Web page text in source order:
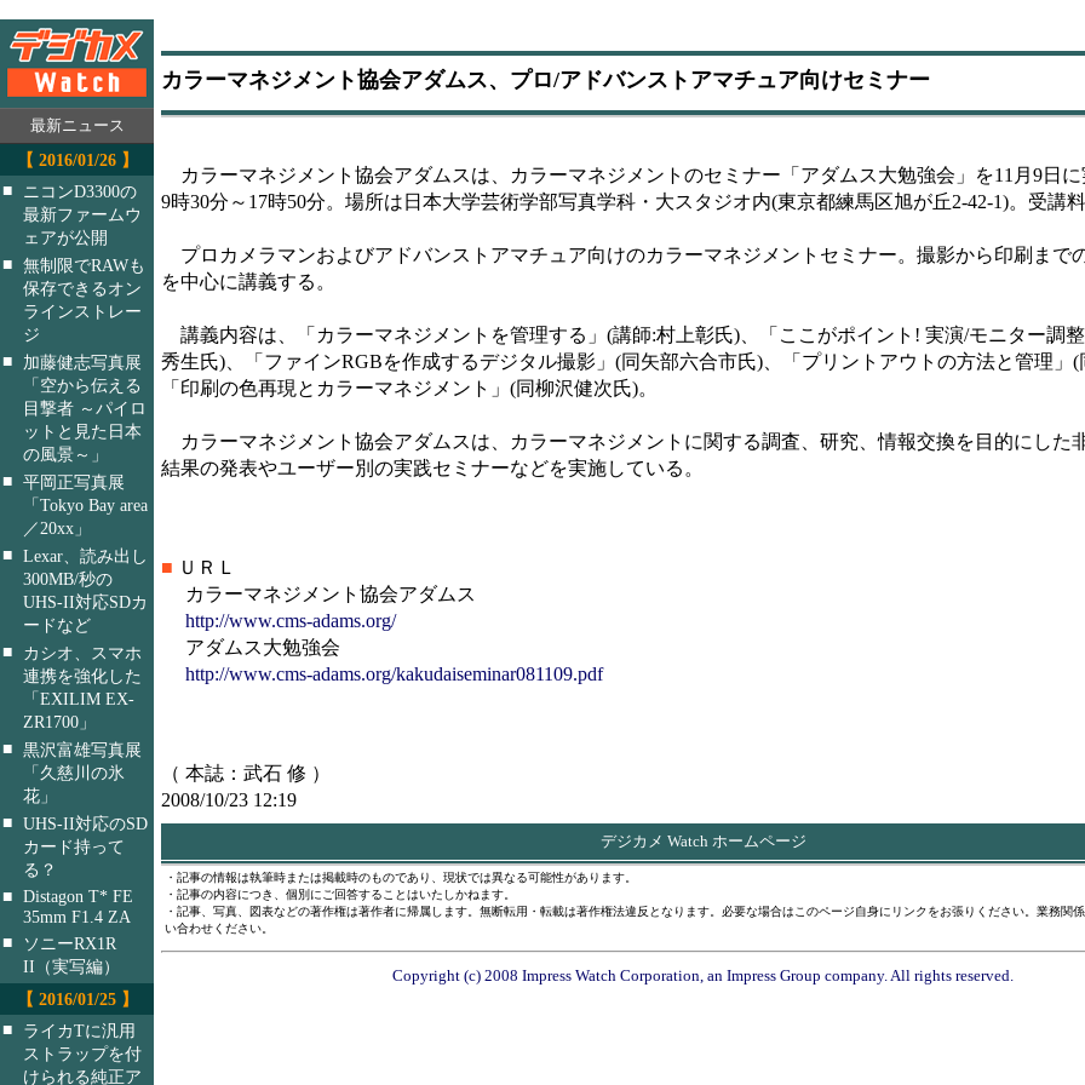
最新ニュース
【 2016/01/26 】
■
ニコンD3300の
最新ファームウ
ェアが公開
■ 無制限でRAWも
保存できるオン
ラインストレー
ジ
■
加藤健志写真展
「空から伝える
目撃者 ～パイロ
ットと見た日本
の風景～」
■ 平岡正写真展
「Tokyo Bay area
／20xx」
■ Lexar、読み出し
300MB/秒の
UHS-II対応SDカ
ードなど
■
カシオ、スマホ
連携を強化した
「EXILIM EX-
ZR1700」
■ 黒沢富雄写真展
「久慈川の氷
花」
■ UHS-II対応のSD
カード持って
る？
■ Distagon T* FE
35mm F1.4 ZA
■
ソニーRX1R
II（実写編）
【 2016/01/25 】
■
ライカTに汎用
ストラップを付
けられる純正ア
カラーマネジメント協会アダムス、プロ/アドバンストアマチュア向けセミナー
カラーマネジメント協会アダムスは、カラーマネジメントのセミナー「アダムス大勉強会」を11月9日
9時30分～17時50分。場所は日本大学芸術学部写真学科・大スタジオ内(東京都練馬区旭が丘2-42-1)。受講料
プロカメラマンおよびアドバンストアマチュア向けのカラーマネジメントセミナー。撮影から印刷まで
を中心に講義する。
講義内容は、「カラーマネジメントを管理する」(講師:村上彰氏)、「ここがポイント! 実演/モニター調
秀生氏)、「ファインRGBを作成するデジタル撮影」(同矢部六合市氏)、「プリントアウトの方法と管理」(
「印刷の色再現とカラーマネジメント」(同柳沢健次氏)。
カラーマネジメント協会アダムスは、カラーマネジメントに関する調査、研究、情報交換を目的にした
結果の発表やユーザー別の実践セミナーなどを実施している。
■ ＵＲＬ
カラーマネジメント協会アダムス
http://www.cms-adams.org/
アダムス大勉強会
http://www.cms-adams.org/kakudaiseminar081109.pdf
（ 本誌：武石 修 ）
2008/10/23 12:19
デジカメ Watch ホームページ
・記事の情報は執筆時または掲載時のものであり、現状では異なる可能性があります。
・記事の内容につき、個別にご回答することはいたしかねます。
・記事、写真、図表などの著作権は著作者に帰属します。無断転用・転載は著作権法違反となります。必要な場合はこのページ自身にリンクをお張りください。業務関
い合わせください。
Copyright (c) 2008 Impress Watch Corporation, an Impress Group company. All rights reserved.